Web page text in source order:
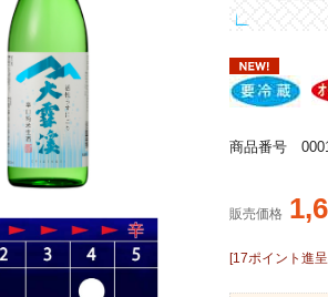
商品番号
販売価格
[17ポイント進